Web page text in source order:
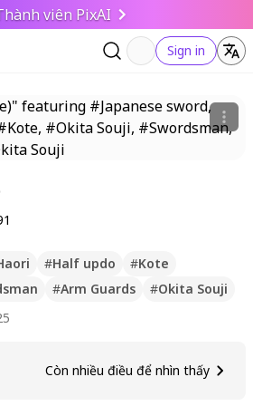
viên PixAI
Sign in
#Half updo #Kote
#Arm Guards #Okita Souji
Còn nhiều điều để nhìn thấy